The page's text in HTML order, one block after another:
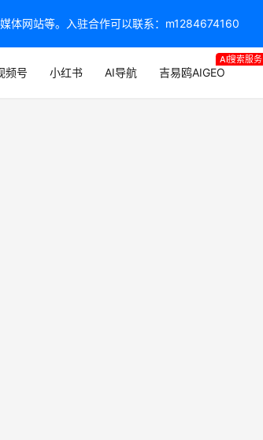
体网站等。入驻合作可以联系：m1284674160
频号 小红书 AI导航 吉易鸥AIGEO
AI搜索服务